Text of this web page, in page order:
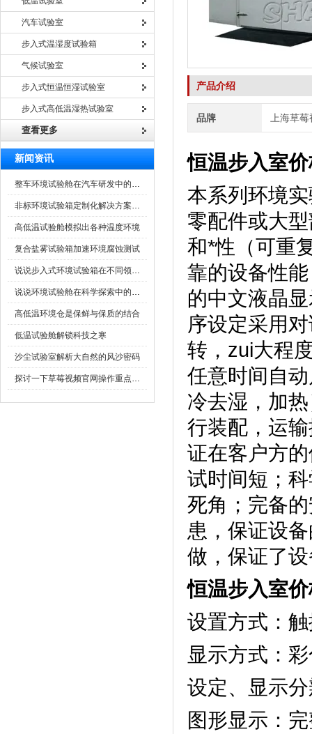
汽车试验室
步入式温湿度试验箱
气候试验室
步入式恒温恒湿试验室
步入式高低温湿热试验室
查看更多
新闻资讯
整车环境试验舱在汽车研发中的作用
非标环境试验箱定制化解决方案在可靠性测试中的重要性
高低温试验舱模拟出各种温度环境
复合盐雾试验箱加速环境腐蚀测试
说说步入式环境试验箱在不同领域的应用
说说环境试验舱在科学探索中的作用
高低温环境仓是保鲜与保质的结合
低温试验舱解锁科技之寒
沙尘试验室解析大自然的风沙密码
探讨一下草莓视频官网操作重点是什么
产品介绍
品牌 上海草
恒温步入室
本系列环境实
零配件或大型
和*性（可重
靠的设备性能
的中文液晶显
序设定采用对
转，zui大
任意时间自动启
冷去湿，
行装配，运
证在客户方的
试时间短；
死角；完备
患，保证
做，保证了
恒温步入室
设置方式：触
显示方式
设定、显
图形显示